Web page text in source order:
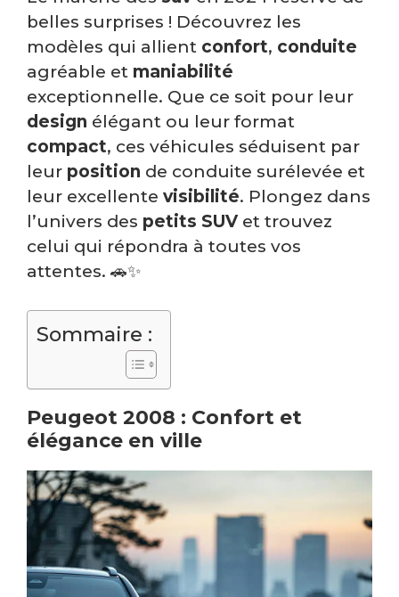
belles surprises ! Découvrez les
modèles qui allient confort, conduite
agréable et maniabilité
exceptionnelle. Que ce soit pour leur
design élégant ou leur format
compact, ces véhicules séduisent par
leur position de conduite surélevée et
leur excellente visibilité. Plongez dans
l’univers des petits SUVet trouvez
celui qui répondra à toutes vos
attentes. 🚗✨
Sommaire :
Peugeot 2008 : Confort et
élégance en ville